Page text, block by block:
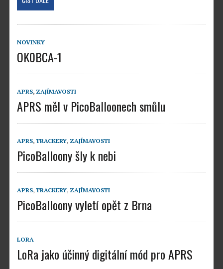
NOVINKY
OK0BCA-1
APRS, ZAJÍMAVOSTI
APRS měl v PicoBalloonech smůlu
APRS, TRACKERY, ZAJÍMAVOSTI
PicoBalloony šly k nebi
APRS, TRACKERY, ZAJÍMAVOSTI
PicoBalloony vyletí opět z Brna
LORA
LoRa jako účinný digitální mód pro APRS